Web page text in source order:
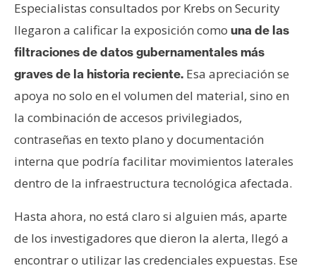
Especialistas consultados por Krebs on Security
llegaron a calificar la exposición como una de las
filtraciones de datos gubernamentales más
graves de la historia reciente. Esa apreciación se
apoya no solo en el volumen del material, sino en
la combinación de accesos privilegiados,
contraseñas en texto plano y documentación
interna que podría facilitar movimientos laterales
dentro de la infraestructura tecnológica afectada.
Hasta ahora, no está claro si alguien más, aparte
de los investigadores que dieron la alerta, llegó a
encontrar o utilizar las credenciales expuestas. Ese